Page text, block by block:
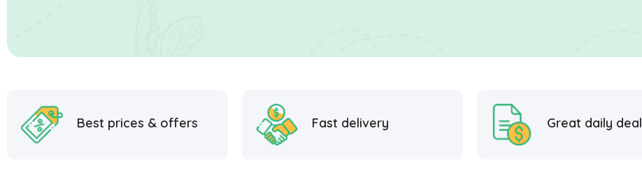
Best prices & offers Fast delivery Great daily deal